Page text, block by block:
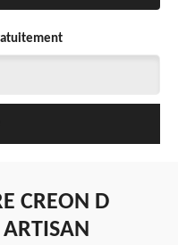
CREON D